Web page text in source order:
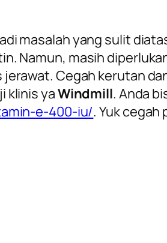
masalah yang sulit
Namun, masih
Cegah kerutan
klinis yaWindmill. Anda
e-400-iu/. Yuk